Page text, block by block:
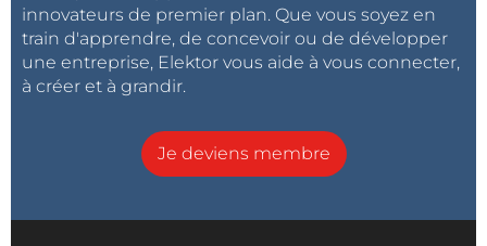
innovateurs de premier plan. Que vous soyez en
train d'apprendre, de concevoir ou de développer
une entreprise, Elektor vous aide à vous connecter,
à créer et à grandir.
Je deviens membre